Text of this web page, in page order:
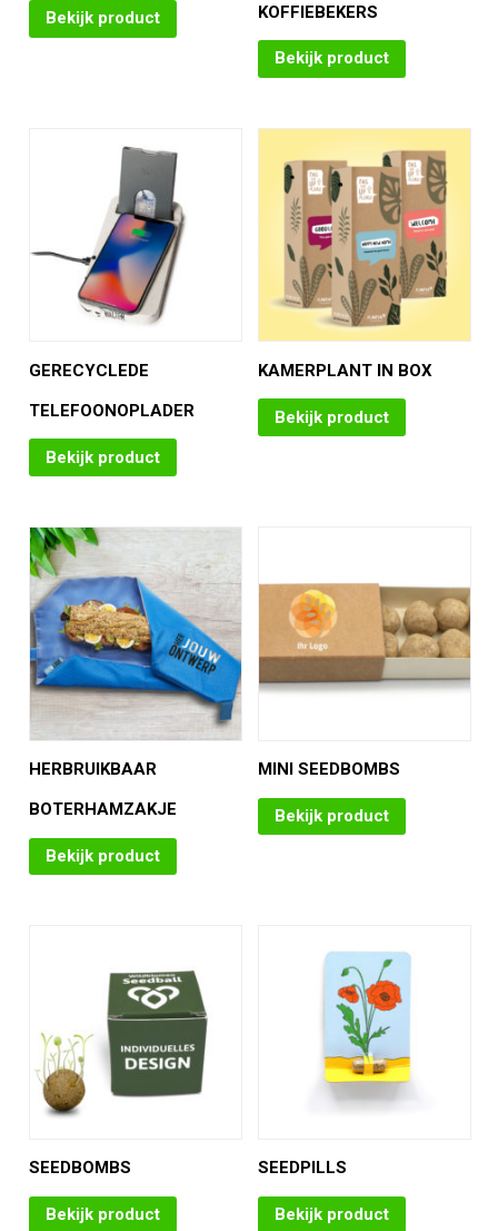
Bekijk product
KOFFIEBEKERS
Bekijk product
GERECYCLEDE
TELEFOONOPLADER
Bekijk product
KAMERPLANT IN BOX
Bekijk product
HERBRUIKBAAR
BOTERHAMZAKJE
Bekijk product
MINI SEEDBOMBS
Bekijk product
SEEDBOMBS
Bekijk product
SEEDPILLS
Bekijk product